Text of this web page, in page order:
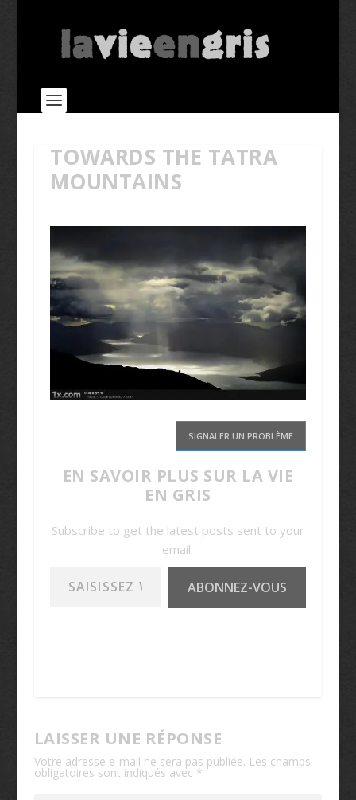
TOWARDS THE TATRA
MOUNTAINS
SIGNALER UN PROBLÈME
EN SAVOIR PLUS SUR LA VIE
EN GRIS
Subscribe to get the latest posts sent to your
email.
ABONNEZ-VOUS
LAISSER UNE RÉPONSE
Votre adresse e-mail ne sera pas publiée. Les champs
obligatoires sont indiqués avec *